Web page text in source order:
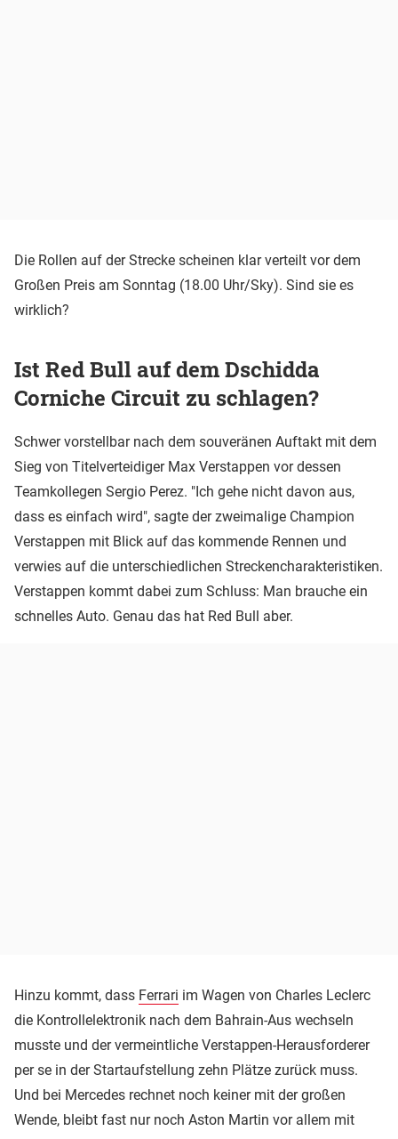
Die Rollen auf der Strecke scheinen klar verteilt vor dem
Großen Preis am Sonntag (18.00 Uhr/Sky). Sind sie es
wirklich?
Ist Red Bull auf dem Dschidda
Corniche Circuit zu schlagen?
Schwer vorstellbar nach dem souveränen Auftakt mit dem
Sieg von Titelverteidiger Max Verstappen vor dessen
Teamkollegen Sergio Perez. "Ich gehe nicht davon aus,
dass es einfach wird", sagte der zweimalige Champion
Verstappen mit Blick auf das kommende Rennen und
verwies auf die unterschiedlichen Streckencharakteristiken.
Verstappen kommt dabei zum Schluss: Man brauche ein
schnelles Auto. Genau das hat Red Bull aber.
Hinzu kommt, dass Ferrari im Wagen von Charles Leclerc
die Kontrollelektronik nach dem Bahrain-Aus wechseln
musste und der vermeintliche Verstappen-Herausforderer
per se in der Startaufstellung zehn Plätze zurück muss.
Und bei Mercedes rechnet noch keiner mit der großen
Wende, bleibt fast nur noch Aston Martin vor allem mit